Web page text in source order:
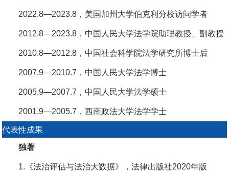
2022.8—2023.8，美国加州大学伯克利分校访问学者
2012.8—2023.8，中国人民大学法学院助理教授、副教授
2010.8—2012.8，中国社会科学院法学研究所博士后
2007.9—2010.7，中国人民大学法学博士
2005.9—2007.7，中国人民大学法学硕士
2001.9—2005.7，西南政法大学法学学士
代表性成果
独著
1.《法治评估与法治大数据》，法律出版社2020年版